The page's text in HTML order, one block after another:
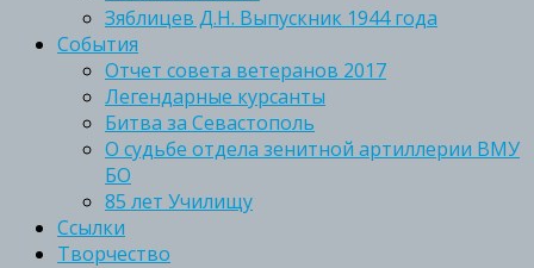
Зяблицев Д.Н. Выпускник 1944 года
События
Отчет совета ветеранов 2017
Легендарные курсанты
Битва за Севастополь
О судьбе отдела зенитной артиллерии ВМУ
БО
85 лет Училищу
Ссылки
Творчество